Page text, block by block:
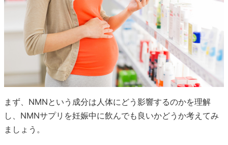
まず、NMNという成分は人体にどう影響するのかを理解
し、NMNサプリを妊娠中に飲んでも良いかどうか考えてみ
ましょう。